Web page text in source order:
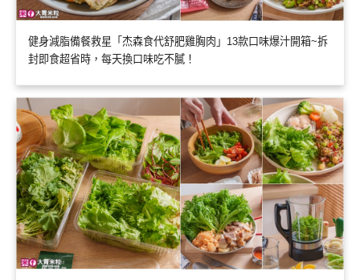
健身減脂備餐救星「杰森食代舒肥雞胸肉」13款口味爆汁開箱~拆
封即食超省時，每天換口味吃不膩！